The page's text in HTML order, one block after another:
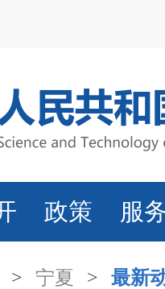
政策 服
> 宁夏 > 最新